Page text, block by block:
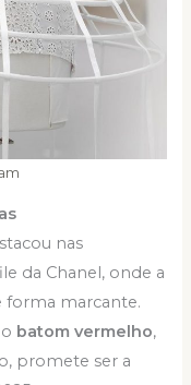
nas
da Chanel, onde a
forma marcante.
batom vermelho,
promete ser a